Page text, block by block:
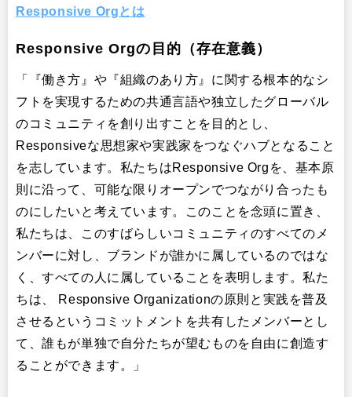
Responsive Orgとは
Responsive Orgの目的（存在意義）
「『働き方』や『組織のあり方』に関する根本的なシ
フトを実現するための共通言語や独立したグローバル
のコミュニティを創り出すことを目的とし、
Responsiveな思想家や実践家をつなぐハブとなること
を志しています。私たちはResponsive Orgを、基本原
則に沿って、可能な限りオープンでつながり合ったも
のにしたいと考えています。このことを念頭に置き、
私たちは、このすばらしいコミュニティのすべてのメ
ンバーに対し、ブランドが誰かに属しているのではな
く、すべての人に属していることを表明します。私た
ちは、 Responsive Organizationの原則と実践を普及
させるというコミットメントを共有したメンバーとし
て、誰もが単独で自分たちが望むものを自由に創造す
ることができます。」